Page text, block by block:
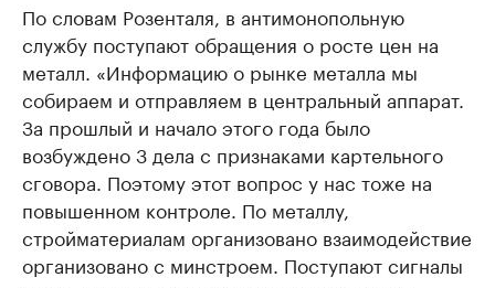
По словам Розенталя, в антимонопольную
службу поступают обращения о росте цен на
металл. «Информацию о рынке металла мы
собираем и отправляем в центральный аппарат.
За прошлый и начало этого года было
возбуждено 3 дела с признаками картельного
сговора. Поэтому этот вопрос у нас тоже на
повышенном контроле. По металлу,
стройматериалам организовано взаимодействие
организовано с минстроем. Поступают сигналы